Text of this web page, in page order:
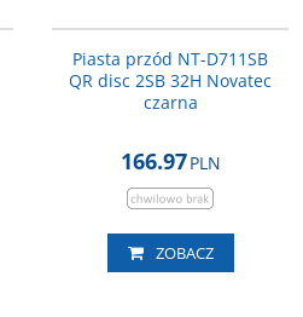
Piasta przód NT-D711SB
QR disc 2SB 32H Novatec
czarna
166.97PLN
ZOBACZ